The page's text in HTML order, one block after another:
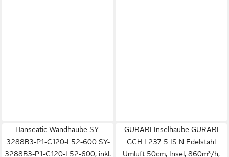
Hanseatic Wandhaube SY-
3288B3-P1-C120-L52-600 SY-
3288B3-P1-C120-L52-600, inkl.
GURARI Inselhaube GURARI
GCH I 237 5 IS N Edelstahl
Umluft 50cm, Insel, 860m³/h,